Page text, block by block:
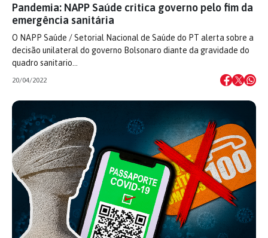
Pandemia: NAPP Saúde critica governo pelo fim da
emergência sanitária
O NAPP Saúde / Setorial Nacional de Saúde do PT alerta sobre a
decisão unilateral do governo Bolsonaro diante da gravidade do
quadro sanitario…
20/04/2022